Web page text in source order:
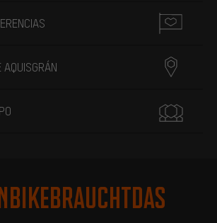
AQUISGRÁN